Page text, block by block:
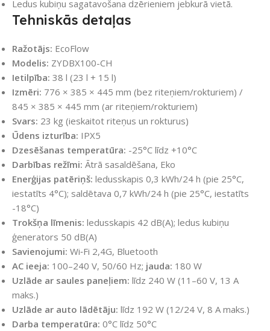
Ledus kubiņu sagatavošana dzērieniem jebkurā vietā.
Tehniskās detaļas
Ražotājs: EcoFlow
Modelis: ZYDBX100-CH
Ietilpība: 38 l (23 l + 15 l)
Izmēri: 776 × 385 × 445 mm (bez riteņiem/rokturiem) /
845 × 385 × 445 mm (ar riteņiem/rokturiem)
Svars: 23 kg (ieskaitot riteņus un rokturus)
Ūdens izturība: IPX5
Dzesēšanas temperatūra: -25°C līdz +10°C
Darbības režīmi: Ātrā sasaldēšana, Eko
Enerģijas patēriņš: ledusskapis 0,3 kWh/24 h (pie 25°C,
iestatīts 4°C); saldētava 0,7 kWh/24 h (pie 25°C, iestatīts
-18°C)
Trokšņa līmenis: ledusskapis 42 dB(A); ledus kubiņu
ģenerators 50 dB(A)
Savienojumi: Wi‑Fi 2,4G, Bluetooth
AC ieeja: 100–240 V, 50/60 Hz; jauda: 180 W
Uzlāde ar saules paneļiem: līdz 240 W (11–60 V, 13 A
maks.)
Uzlāde ar auto lādētāju: līdz 192 W (12/24 V, 8 A maks.)
Darba temperatūra: 0°C līdz 50°C